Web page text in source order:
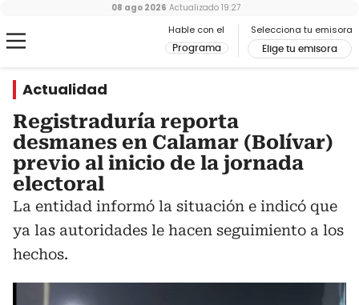
Hable con el
Programa
Selecciona tu emisora
Elige tu emisora
08 ago 2026 Actualizado 19:27
Actualidad
Registraduría reporta
desmanes en Calamar (Bolívar)
previo al inicio de la jornada
electoral
La entidad informó la situación e indicó que
ya las autoridades le hacen seguimiento a los
hechos.